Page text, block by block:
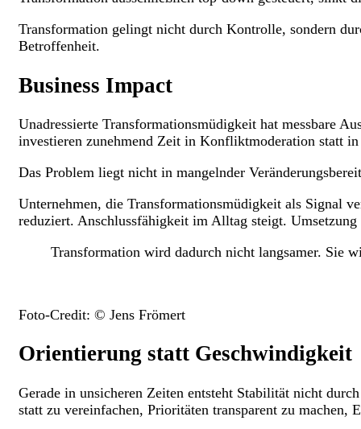
Transformation gelingt nicht durch Kontrolle, sondern
Betroffenheit.
Business Impact
Unadressierte Transformationsmüdigkeit hat messbare
investieren zunehmend Zeit in Konfliktmoderation statt
Das Problem liegt nicht in mangelnder
Unternehmen, die Transformationsmüdigkeit als Signal
reduziert. Anschlussfähigkeit im Alltag steigt.
Transformation wird dadurch nicht langsamer. Sie
Foto-Credit: ©️ Jens Frömert
Orientierung statt Geschwindigkeit
Gerade in unsicheren Zeiten entsteht Stabilität nicht
statt zu vereinfachen, Prioritäten transparent zu